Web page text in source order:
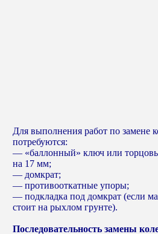
Для выполнения работ по замене
потребуются:
— «баллонный» ключ или
на 17 мм;
— домкрат;
— противооткатные упоры;
— подкладка под домкрат (если
стоит на рыхлом грунте).
Последовательность замены